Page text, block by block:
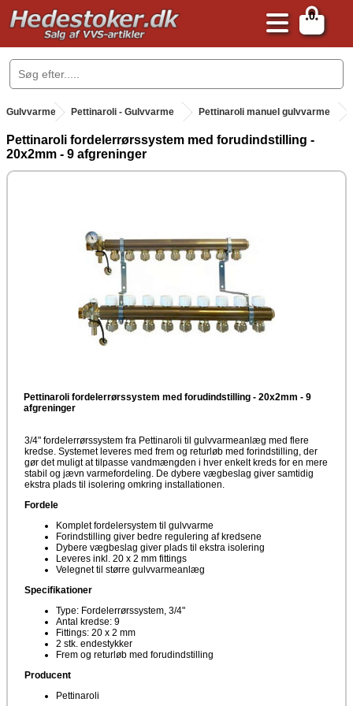
0
.
Gulvvarme . Pettinaroli - Gulvvarme Pettinaroli manuel gulvvarme
Pettinaroli fordelerrørssystem med forudindstilling -
20x2mm - 9 afgreninger
Pettinaroli fordelerrørssystem med forudindstilling - 20x2mm - 9
afgreninger
3/4" fordelerrørssystem fra Pettinaroli til gulvvarmeanlæg med flere
kredse. Systemet leveres med frem og returløb med forindstilling, der
gør det muligt at tilpasse vandmængden i hver enkelt kreds for en mere
stabil og jævn varmefordeling. De dybere vægbeslag giver samtidig
ekstra plads til isolering omkring installationen.
Fordele
Komplet fordelersystem til gulvvarme
Forindstilling giver bedre regulering af kredsene
Dybere vægbeslag giver plads til ekstra isolering
Leveres inkl. 20 x 2 mm fittings
Velegnet til større gulvvarmeanlæg
Specifikationer
Type: Fordelerrørssystem, 3/4"
Antal kredse: 9
Fittings: 20 x 2 mm
2 stk. endestykker
Frem og returløb med forudindstilling
Producent
Pettinaroli